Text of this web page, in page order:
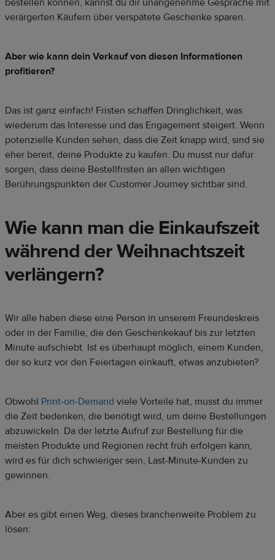
bestellen können, kannst du dir unangenehme Gespräche mit
verärgerten Käufern über verspätete Geschenke sparen.
Aber wie kann dein Verkauf von diesen Informationen
profitieren?
Das ist ganz einfach! Fristen schaffen Dringlichkeit, was
wiederum das Interesse und das Engagement steigert. Wenn
potenzielle Kunden sehen, dass die Zeit knapp wird, sind sie
eher bereit, deine Produkte zu kaufen. Du musst nur dafür
sorgen, dass deine Bestellfristen an allen wichtigen
Berührungspunkten der Customer Journey sichtbar sind.
Wie kann man die Einkaufszeit
während der Weihnachtszeit
verlängern?
Wir alle haben diese eine Person in unserem Freundeskreis
oder in der Familie, die den Geschenkekauf bis zur letzten
Minute aufschiebt. Ist es überhaupt möglich, einem Kunden,
der so kurz vor den Feiertagen einkauft, etwas anzubieten?
Obwohl Print-on-Demand viele Vorteile hat, musst du immer
die Zeit bedenken, die benötigt wird, um deine Bestellungen
abzuwickeln. Da der letzte Aufruf zur Bestellung für die
meisten Produkte und Regionen recht früh erfolgen kann,
wird es für dich schwieriger sein, Last-Minute-Kunden zu
gewinnen.
Aber es gibt einen Weg, dieses branchenweite Problem zu
lösen: